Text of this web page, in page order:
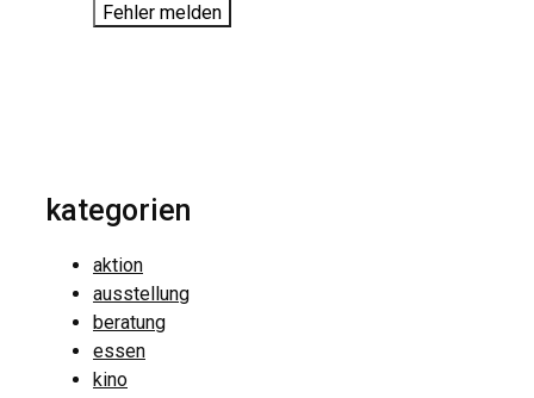
Fehler melden
kategorien
aktion
ausstellung
beratung
essen
kino